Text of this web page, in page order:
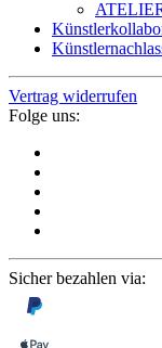
Vertrag widerrufen
Folge uns:
Sicher bezahlen via: